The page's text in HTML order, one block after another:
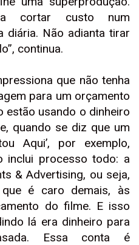
cortar custo num
diária. Não adianta tirar
continua.
que não tenha
para um orçamento
estão usando o dinheiro
quando se diz que um
Aqui’, por exemplo,
inclui processo todo: a
& Advertising, ou seja,
é caro demais, às
do filme. E isso
lá era dinheiro para
Essa conta é